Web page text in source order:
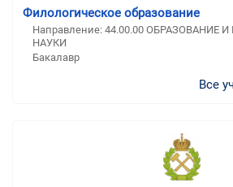
Филологическое образование
Направление: 44.00.00 ОБРАЗОВАНИЕ
НАУКИ
Бакалавр
Все